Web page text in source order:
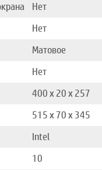
Нет
Нет
Матовое
Нет
400 х 20 х 257
515 x 70 x 345
Intel
10